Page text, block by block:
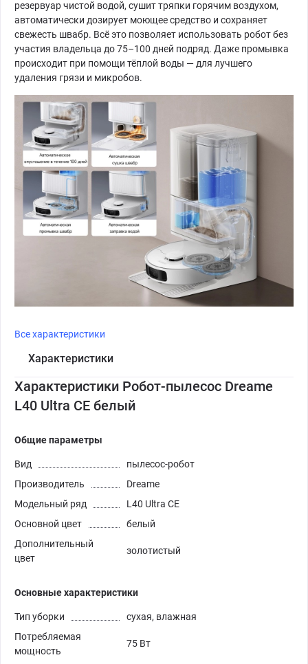
резервуар чистой водой, сушит тряпки горячим воздухом,
автоматически дозирует моющее средство и сохраняет
свежесть швабр. Всё это позволяет использовать робот без
участия владельца до 75–100 дней подряд. Даже промывка
происходит при помощи тёплой воды — для лучшего
удаления грязи и микробов.
Все характеристики
Характеристики
Характеристики Робот-пылесос Dreame
L40 Ultra CE белый
Общие параметры
Вид
пылесос-робот
Производитель
Dreame
Модельный ряд
L40 Ultra CE
Основной цвет
белый
Дополнительный
цвет
золотистый
Основные характеристики
Тип уборки
сухая, влажная
Потребляемая
мощность
75 Вт